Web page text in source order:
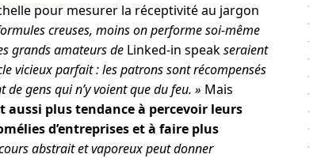
pour mesurer la réceptivité au jargon
creuses, moins on performe soi-même
grands amateurs de Linked-in speakseraient
vicieux parfait : les patrons sont récompensés
gens qui n’y voient que du feu. » Mais
aussi plus tendance à percevoir leurs
d’entreprises et à faire plus
abstrait et vaporeux peut donner